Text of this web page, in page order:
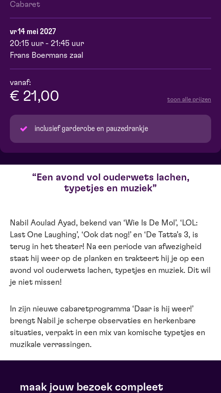
Cabaret
vr 14 mei 2027
20:15 uur - 21:45 uur
Frans Boermans zaal
vanaf:
€ 21,00 toon alle prijzen
inclusief garderobe en pauzedrankje
Een avond vol ouderwets lachen,
typetjes en muziek
Nabil Aoulad Ayad, bekend van ‘Wie Is De Mol’, ‘LOL:
Last One Laughing’, ‘Ook dat nog!’ en ‘De Tatta’s 3, is
terug in het theater! Na een periode van afwezigheid
staat hij weer op de planken en trakteert hij je op een
avond vol ouderwets lachen, typetjes en muziek. Dit wil
je niet missen!
In zijn nieuwe cabaretprogramma ‘Daar is hij weer!’
brengt Nabil je scherpe observaties en herkenbare
situaties, verpakt in een mix van komische typetjes en
muzikale verrassingen.
maak jouw bezoek compleet